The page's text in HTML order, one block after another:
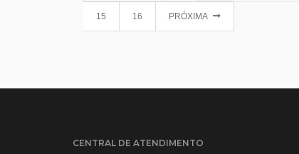
15 16 PRÓXIMA
CENTRAL DE ATENDIMENTO